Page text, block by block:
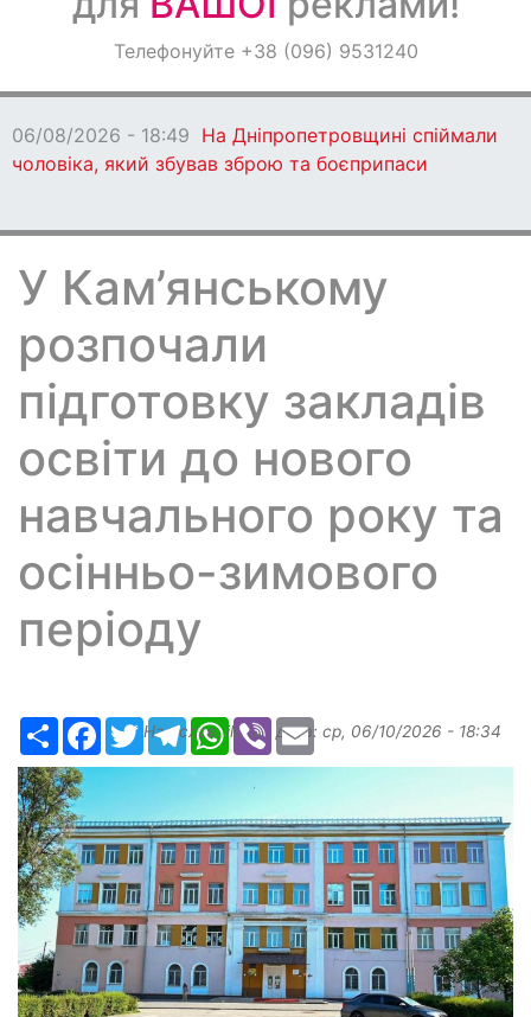
ОголошенняТелефонуйте +38 (096) 9531240
06/08/2026 - 18:49 На Дніпропетровщині спіймали
чоловіка, який збував зброю та боєприпаси
У Кам’янському
розпочали
підготовку закладів
освіти до нового
навчального року та
осінньо-зимового
періоду
РесурсFacebook
TwitterTelegramWhatsApp
ViberEmail
Надіслав:ilona, дата: ср, 06/10/2026 - 18:34